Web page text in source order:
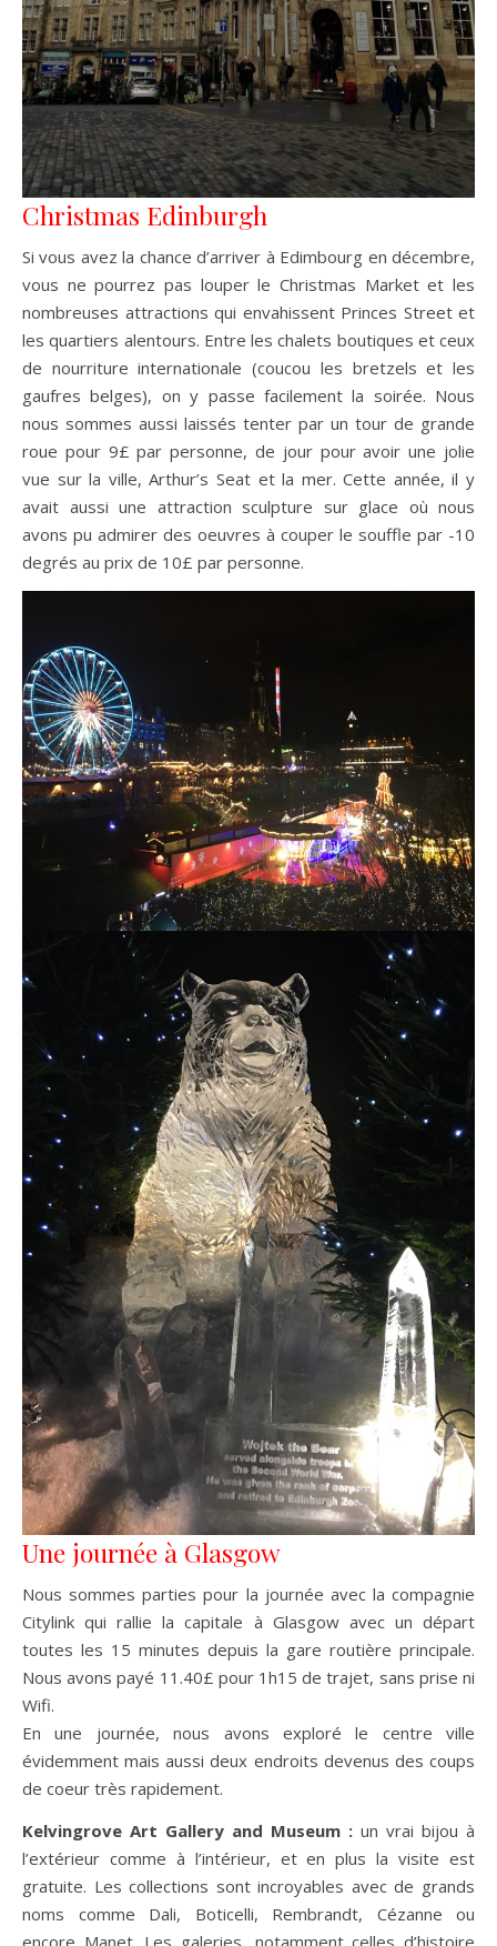
Christmas Edinburgh
Si vous avez la chance d’arriver à Edimbourg en décembre,
vous ne pourrez pas louper le Christmas Market et les
nombreuses attractions qui envahissent Princes Street et
les quartiers alentours. Entre les chalets boutiques et ceux
de nourriture internationale (coucou les bretzels et les
gaufres belges), on y passe facilement la soirée. Nous
nous sommes aussi laissés tenter par un tour de grande
roue pour 9£ par personne, de jour pour avoir une jolie
vue sur la ville, Arthur’s Seat et la mer. Cette année, il y
avait aussi une attraction sculpture sur glace où nous
avons pu admirer des oeuvres à couper le souffle par -10
degrés au prix de 10£ par personne.
Une journée à Glasgow
Nous sommes parties pour la journée avec la compagnie
Citylink qui rallie la capitale à Glasgow avec un départ
toutes les 15 minutes depuis la gare routière principale.
Nous avons payé 11.40£ pour 1h15 de trajet, sans prise ni
Wifi.
En une journée, nous avons exploré le centre ville
évidemment mais aussi deux endroits devenus des coups
de coeur très rapidement.
Kelvingrove Art Gallery and Museum : un vrai bijou à
l’extérieur comme à l’intérieur, et en plus la visite est
gratuite. Les collections sont incroyables avec de grands
noms comme Dali, Boticelli, Rembrandt, Cézanne ou